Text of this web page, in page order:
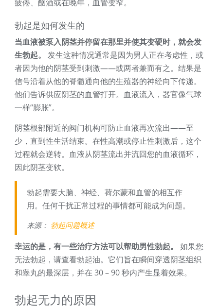
疲倦、酗酒或在晚年，血管变窄。
勃起是如何发生的
当血液被泵入阴茎并停留在那里并使其变硬时，就会发
生勃起。
发生这种情况通常是因为男人正在考虑性，或
者因为他的阴茎受到刺激——或两者兼而有之。结果是
信号沿着从他的脊髓通向他的生殖器的神经向下传递。
他们告诉供应阴茎的血管打开。血液流入，器官像气球
一样“膨胀”。
阴茎根部附近的阀门机构可防止血液再次流出——至
少，直到性生活结束。在性高潮或停止性刺激后，这个
过程就会逆转。血液从阴茎流出并流回您的血液循环，
因此阴茎变软。
勃起需要大脑、神经、荷尔蒙和血管的相互作
用。任何干扰正常过程的事情都可能成为问题。
来源： 勃起问题概述
幸运的是，有一些治疗方法可以帮助男性勃起。
如果您
无法勃起，请查看勃起油。它们旨在瞬间穿透阴茎组织
和睾丸的最深层，并在 30 – 90 秒内产生显着效果。
勃起无力的原因